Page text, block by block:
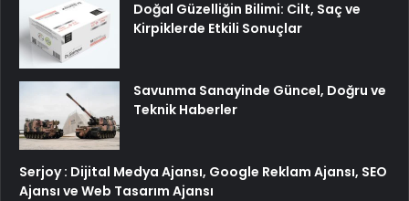
Doğal Güzelliğin Bilimi: Cilt, Saç ve
Kirpiklerde Etkili Sonuçlar
Savunma Sanayinde Güncel, Doğru ve
Teknik Haberler
Serjoy : Dijital Medya Ajansı, Google Reklam Ajansı, SEO
Ajansı ve Web Tasarım Ajansı